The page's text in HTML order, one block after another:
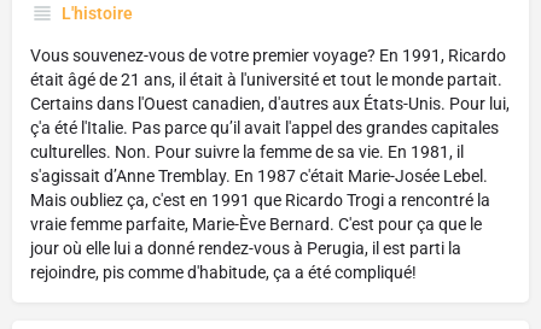
L'histoire
Vous souvenez-vous de votre premier voyage? En 1991, Ricardo
était âgé de 21 ans, il était à l'université et tout le monde partait.
Certains dans l'Ouest canadien, d'autres aux États-Unis. Pour lui,
ç'a été l'Italie. Pas parce qu’il avait l'appel des grandes capitales
culturelles. Non. Pour suivre la femme de sa vie. En 1981, il
s'agissait d’Anne Tremblay. En 1987 c'était Marie-Josée Lebel.
Mais oubliez ça, c'est en 1991 que Ricardo Trogi a rencontré la
vraie femme parfaite, Marie-Ève Bernard. C'est pour ça que le
jour où elle lui a donné rendez-vous à Perugia, il est parti la
rejoindre, pis comme d'habitude, ça a été compliqué!